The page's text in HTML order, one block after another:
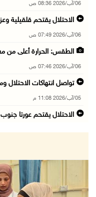
06/آب/2026 08:36 ص
الاحتلال يقتحم قلقيلية
06/آب/2026 07:49 ص
الطقس: الحرارة أعلى من
06/آب/2026 07:46 ص
تواصل انتهاكات الاحتلال
05/آب/2026 11:08 م
الاحتلال يقتحم عورتا
إصابات وإحراق مساكن
05/آب/2026 10:59 م
05/آب/2026 10:53 م